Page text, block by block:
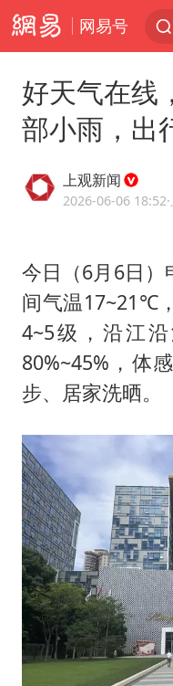
网易号
好天气在线
部小雨，出
上观新闻
2026-06-06 18:52
今日（6月6日）
间气温17~21℃
4~5级，沿江
80%~45%，体
步、居家洗晒。